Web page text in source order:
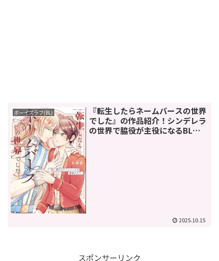
ボーイズラブ(BL)
『転生したらネームバースの世界
でした』の作品紹介！シンデレラ
の世界で脇役が主役になるBL漫
2025.10.15
スポンサーリンク